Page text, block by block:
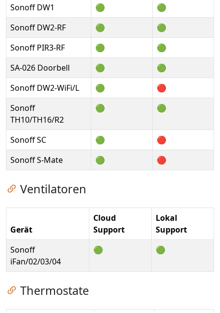
Sonoff DW1 🟢
🟢
Sonoff DW2-RF
🟢
🟢
Sonoff PIR3-RF
🟢
🟢
SA-026 Doorbell
🟢
🟢
Sonoff DW2-WiFi/L
🟢
🔴
Sonoff
TH10/TH16/R2
🟢 🟢
Sonoff SC 🟢
🔴
Sonoff S-Mate
🟢 🔴
Zum Kapitel springen
Ventilatoren
Gerät
Cloud
Support
Lokal
Support
Sonoff
iFan/02/03/04
🟢 🟢
Zum Kapitel springen
Thermostate